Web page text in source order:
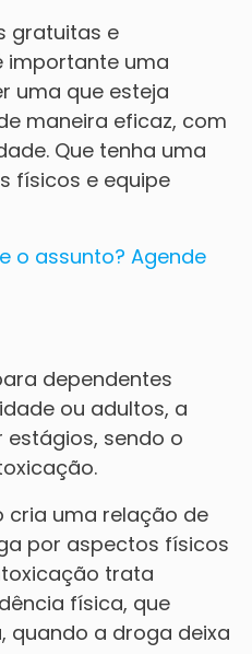
gratuitas e
importante uma
uma que esteja
maneira eficaz, com
Que tenha uma
físicos e equipe
dependentes
ou adultos, a
sendo o
cria uma relação de
por aspectos físicos
trata
física, que
quando a droga deixa